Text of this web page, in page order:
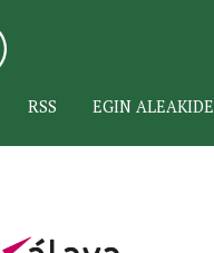
RSS EGIN ALEAKIDE